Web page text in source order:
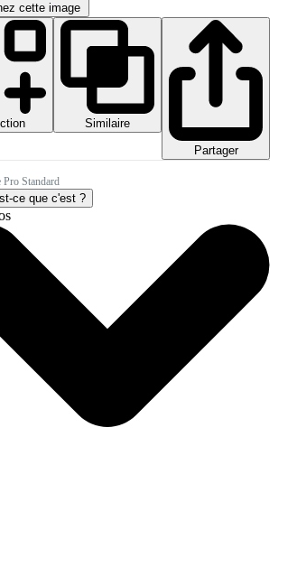
cette image
Similaire
Partager
Pro Standard
ce que c'est ?